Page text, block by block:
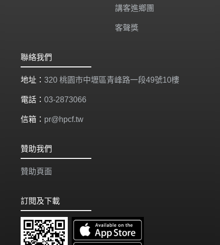
講客進鄉團
客聲獎
聯絡我們
地址： 320 桃園市中壢區青峰路一段49號10樓
電話： 03-2873066
信箱： pr@hpcf.tw
贊助我們
贊助頁面
訂閱及下載